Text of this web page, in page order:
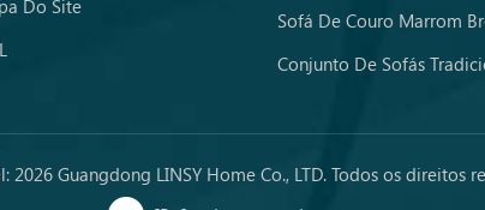
Do Site
Sofá De Couro Marrom
Guangdong LINSY Home Co., LTD. Todos os direitos